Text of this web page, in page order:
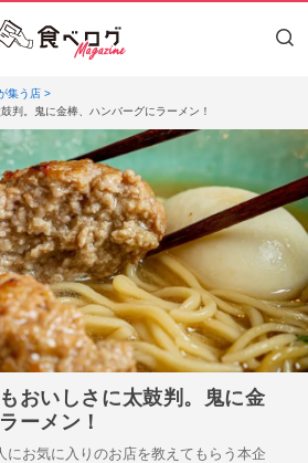
集う店
判。鬼に金棒、ハンバーグにラーメン！
おいしさに太鼓判。鬼に金
ーメン！
にお気に入りのお店を教えてもらう本企